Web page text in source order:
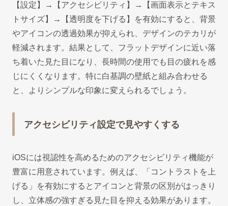
【設定】→【アクセシビリティ】→【画面表示とテキス
トサイズ】→【透明度を下げる】を有効にすると、背景
やアイコンの透過効果が抑えられ、デザインのテカリが
軽減されます。結果として、フラットデザインに近い落
ち着いた見た目になり、長時間の使用でも目の疲れを感
じにくくなります。特に白基調の壁紙と組み合わせる
と、よりシンプルな印象に変えられるでしょう。
アクセシビリティ設定で見やすくする
iOSには視認性を高めるためのアクセシビリティ機能が
豊富に用意されています。例えば、「コントラストを上
げる」を有効にするとアイコンと背景の区別がはっきり
し、立体感の強すぎる見た目を抑える効果があります。